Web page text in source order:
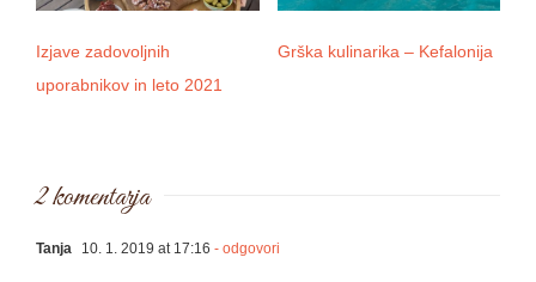
Izjave zadovoljnih
uporabnikov in leto 2021
Grška kulinarika – Kefalonija
2 komentarja
Tanja 10. 1. 2019 at 17:16 - odgovori